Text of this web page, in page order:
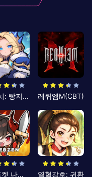
킹방치: 빵지의 제왕 레퀴엠M(CBT)
뮤: 포켓 나이츠 열혈강호: 귀환